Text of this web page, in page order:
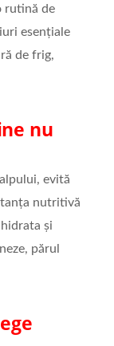
rutină de
esențiale
de frig,
nu
evită
nutritivă
și
părul